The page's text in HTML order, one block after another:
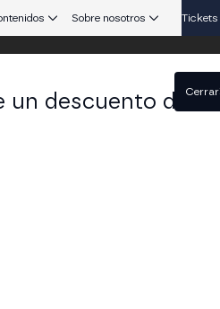
Sobre nosotros Tickets
un descuento delCerrar